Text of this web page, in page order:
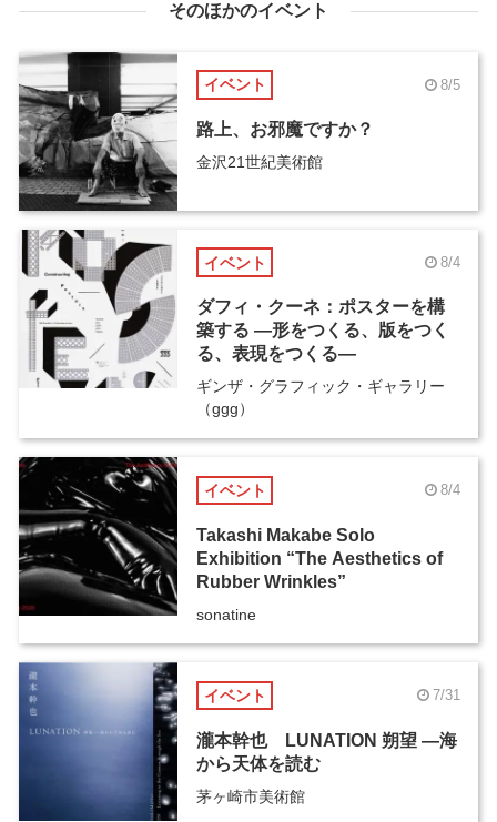
そのほかのイベント
イベント 8/5
路上、お邪魔ですか？
金沢21世紀美術館
イベント 8/4
ダフィ・クーネ：ポスターを構
築する ―形をつくる、版をつく
る、表現をつくる―
ギンザ・グラフィック・ギャラリー
（ggg）
イベント 8/4
Takashi Makabe Solo
Exhibition “The Aesthetics of
Rubber Wrinkles”
sonatine
イベント 7/31
瀧本幹也 LUNATION 朔望 ―海
から天体を読む
茅ヶ崎市美術館